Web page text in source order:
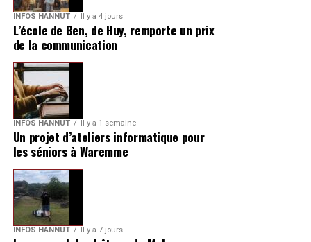
INFOS HANNUT Il y a 4 jours
L’école de Ben, de Huy, remporte un prix
de la communication
INFOS HANNUT Il y a 1 semaine
Un projet d’ateliers informatique pour
les séniors à Waremme
INFOS HANNUT Il y a 7 jours